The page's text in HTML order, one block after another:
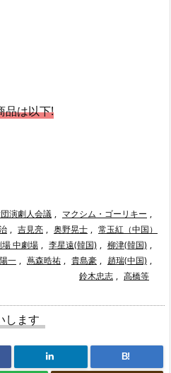
品は以下!
演劇人会議 , マクシム・ゴーリキー ,
, 吉見亮 , 奥野晃士 , 常玉紅（中国）
中劇場 , 李星遠(韓国) , 柳津(韓国) ,
一 , 蔦森晧祐 , 貴島豪 , 趙瑞(中国) ,
鈴木忠志 , 高橋等
します
B!